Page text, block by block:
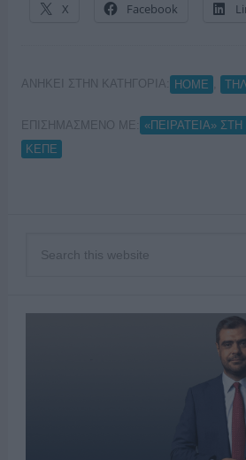
X Facebook
ΑΝΗΚΕΙ ΣΤΗΝ ΚΑΤΗΓΟΡΙΑ: HOME
ΕΠΙΣΗΜΑΣΜΕΝΟ ΜΕ: «ΠΕΙΡΑΤΕΙΑ»
ΚΕΠΕ